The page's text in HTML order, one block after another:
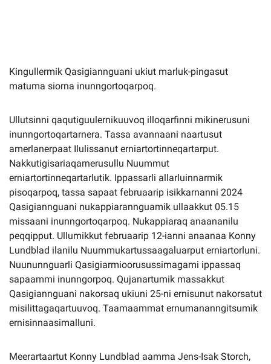
Pilersaarutinut isaavik
Kingullermik Qasigiannguani ukiut marluk-pingasut
matuma siorna inunngortoqarpoq.
Ullutsinni qaqutiguulernikuuvoq illoqarfinni mikinerusuni
inunngortoqartarnera. Tassa avannaani naartusut
amerlanerpaat Ilulissanut erniartortinneqartarput.
Nakkutigisariaqarnerusullu Nuummut
erniartortinneqartarlutik. Ippassarli allarluinnarmik
pisoqarpoq, tassa sapaat februaarip isikkarnanni 2024
Qasigiannguani nukappiarannguamik ullaakkut 05.15
missaani inunngortoqarpoq. Nukappiaraq anaananilu
peqqipput. Ullumikkut februaarip 12-ianni anaanaa Konny
Lundblad ilanilu Nuummukartussaagaluarput erniartorluni.
Nuununnguarli Qasigiarmioorusussimagami ippassaq
sapaammi inunngorpoq. Qujanartumik massakkut
Qasigiannguani nakorsaq ukiuni 25-ni ernisunut nakorsatut
misilittagaqartuuvoq. Taamaammat ernumananngitsumik
ernisinnaasimalluni.
Meerartaartut Konny Lundblad aamma Jens-Isak Storch,